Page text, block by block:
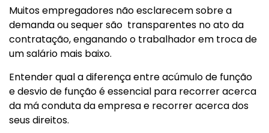
Muitos empregadores não esclarecem sobre a
demanda ou sequer são transparentes no ato da
contratação, enganando o trabalhador em troca de
um salário mais baixo.
Entender qual a diferença entre acúmulo de função
e desvio de função é essencial para recorrer acerca
da má conduta da empresa e recorrer acerca dos
seus direitos.